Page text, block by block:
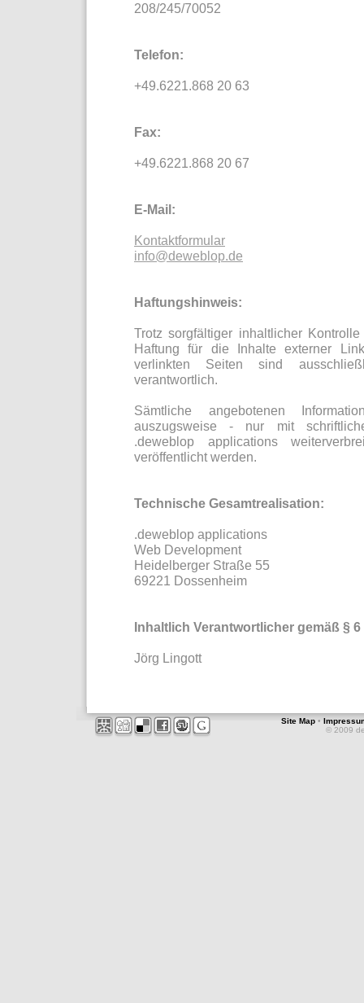
208/245/70052
Telefon:
+49.6221.868 20 63
Fax:
+49.6221.868 20 67
E-Mail:
Kontaktformular
info@deweblop.de
Haftungshinweis:
Trotz sorgfältiger inhaltlicher
Haftung für die Inhalte externer
verlinkten Seiten sind
verantwortlich.
Sämtliche angebotenen
auszugsweise - nur mit
.deweblop applications
veröffentlicht werden.
Technische Gesamtrealisation:
.deweblop applications
Web Development
Heidelberger Straße 55
69221 Dossenheim
Inhaltlich Verantwortlicher gemäß § 6
Jörg Lingott
Site Map •
© 2009